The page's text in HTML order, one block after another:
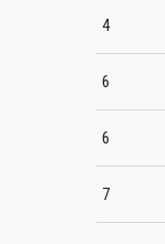
4
6
6
7